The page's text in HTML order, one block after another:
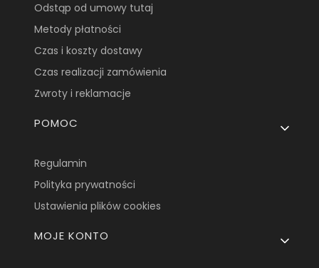
Odstąp od umowy tutaj
Metody płatności
Czas i koszty dostawy
Czas realizacji zamówienia
Zwroty i reklamacje
POMOC
Regulamin
Polityka prywatności
Ustawienia plików cookies
MOJE KONTO